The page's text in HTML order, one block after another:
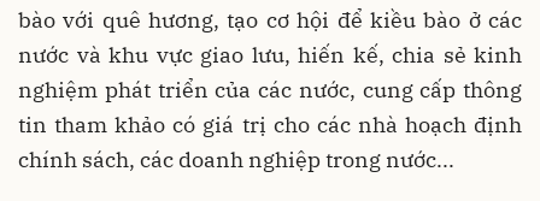
bào với quê hương, tạo cơ hội để kiều bào ở các
nước và khu vực giao lưu, hiến kế, chia sẻ kinh
nghiệm phát triển của các nước, cung cấp thông
tin tham khảo có giá trị cho các nhà hoạch định
chính sách, các doanh nghiệp trong nước...